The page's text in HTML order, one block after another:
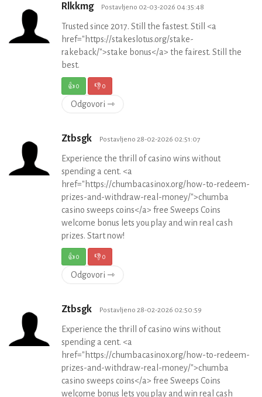
Rlkkmg Postavljeno 02-03-2026 04:35:48
Trusted since 2017. Still the fastest. Still <a
href="https://stakeslotus.org/stake-
rakeback/">stake bonus</a> the fairest. Still the
best.
👍0 👎0
Odgovori ⇾
Ztbsgk Postavljeno 28-02-2026 02:51:07
Experience the thrill of casino wins without
spending a cent. <a
href="https://chumbacasinox.org/how-to-redeem-
prizes-and-withdraw-real-money/">chumba
casino sweeps coins</a> free Sweeps Coins
welcome bonus lets you play and win real cash
prizes. Start now!
👍0 👎0
Odgovori ⇾
Ztbsgk Postavljeno 28-02-2026 02:50:59
Experience the thrill of casino wins without
spending a cent. <a
href="https://chumbacasinox.org/how-to-redeem-
prizes-and-withdraw-real-money/">chumba
casino sweeps coins</a> free Sweeps Coins
welcome bonus lets you play and win real cash